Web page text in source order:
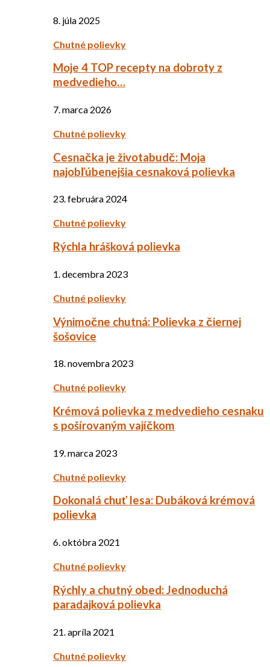
8. júla 2025
Chutné polievky
Moje 4 TOP recepty na dobroty z
medvedieho…
7. marca 2026
Chutné polievky
Cesnačka je životabudč: Moja
najobľúbenejšia cesnaková polievka
23. februára 2024
Chutné polievky
Rýchla hrášková polievka
1. decembra 2023
Chutné polievky
Výnimočne chutná: Polievka z čiernej
šošovice
18. novembra 2023
Chutné polievky
Krémová polievka z medvedieho cesnaku
s pošírovaným vajíčkom
19. marca 2023
Chutné polievky
Dokonalá chuť lesa: Dubáková krémová
polievka
6. októbra 2021
Chutné polievky
Rýchly a chutný obed: Jednoduchá
paradajková polievka
21. apríla 2021
Chutné polievky